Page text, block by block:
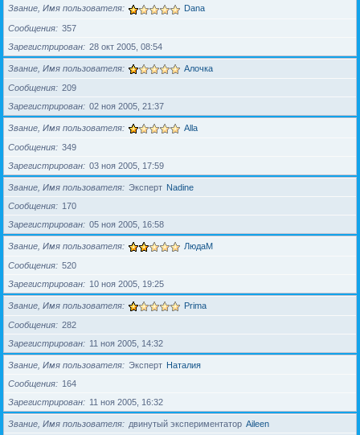
Звание, Имя пользователя Dana
Сообщения
357
Зарегистрирован
28 окт 2005, 08:54
Звание, Имя пользователя Алочка
Сообщения
209
Зарегистрирован
02 ноя 2005, 21:37
Звание, Имя пользователя Alla
Сообщения
349
Зарегистрирован
03 ноя 2005, 17:59
Звание, Имя пользователя Эксперт Nadine
Сообщения
170
Зарегистрирован
05 ноя 2005, 16:58
Звание, Имя пользователя ЛюдаМ
Сообщения
520
Зарегистрирован
10 ноя 2005, 19:25
Звание, Имя пользователя Prima
Сообщения
282
Зарегистрирован
11 ноя 2005, 14:32
Звание, Имя пользователя Эксперт Наталия
Сообщения
164
Зарегистрирован
11 ноя 2005, 16:32
Звание, Имя пользователя двинутый экспериментатор Aileen